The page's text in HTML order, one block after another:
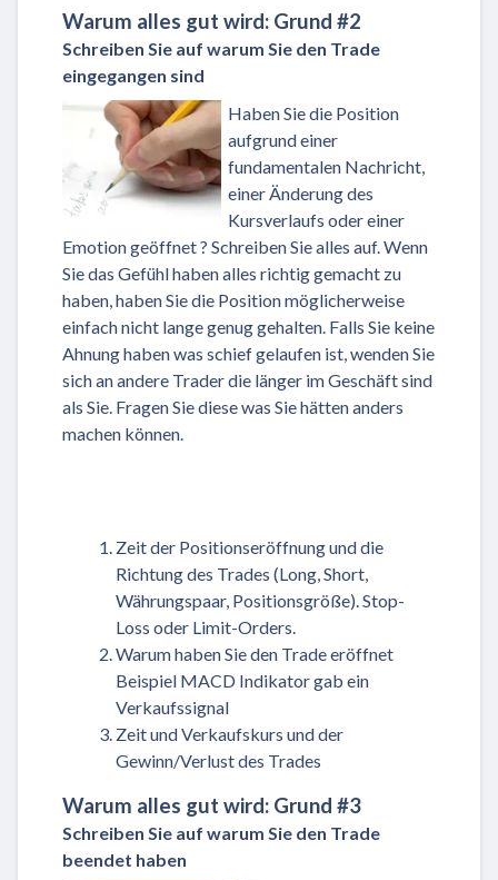
Warum alles gut wird: Grund #2
Schreiben Sie auf warum Sie den Trade
eingegangen sind
Haben Sie die Position
aufgrund einer
fundamentalen Nachricht,
einer Änderung des
Kursverlaufs oder einer
Emotion geöffnet ? Schreiben Sie alles auf. Wenn
Sie das Gefühl haben alles richtig gemacht zu
haben, haben Sie die Position möglicherweise
einfach nicht lange genug gehalten. Falls Sie keine
Ahnung haben was schief gelaufen ist, wenden Sie
sich an andere Trader die länger im Geschäft sind
als Sie. Fragen Sie diese was Sie hätten anders
machen können.
Zeit der Positionseröffnung und die
Richtung des Trades (Long, Short,
Währungspaar, Positionsgröße). Stop-
Loss oder Limit-Orders.
Warum haben Sie den Trade eröffnet
Beispiel MACD Indikator gab ein
Verkaufssignal
Zeit und Verkaufskurs und der
Gewinn/Verlust des Trades
Warum alles gut wird: Grund #3
Schreiben Sie auf warum Sie den Trade
beendet haben